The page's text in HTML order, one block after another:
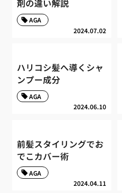
剤の違い解説
2024.07.02
AGA
ハリコシ髪へ導くシャ
ンプー成分
2024.06.10
AGA
前髪スタイリングでお
でこカバー術
2024.04.11
AGA